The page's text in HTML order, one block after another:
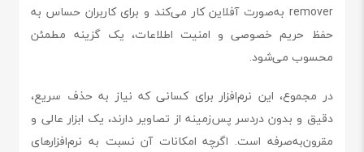
remover به‌صورت آفلاین کار می‌کند و برای کاربران حساس به
حفظ حریم خصوصی و امنیت اطلاعات، یک گزینه مطمئن
محسوب می‌شود.
در مجموع، این نرم‌افزار برای کسانی که نیاز به حذف سریع،
دقیق و بدون دردسر پس‌زمینه از تصاویر دارند، یک ابزار عالی و
مقرون‌به‌صرفه است. اگرچه امکانات آن نسبت به نرم‌افزارهای